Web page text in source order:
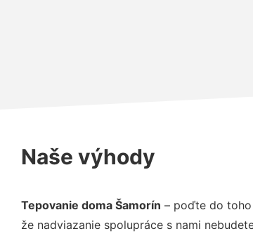
Naše výhody
Tepovanie doma Šamorín – poďte do toho
že nadviazanie spolupráce s nami